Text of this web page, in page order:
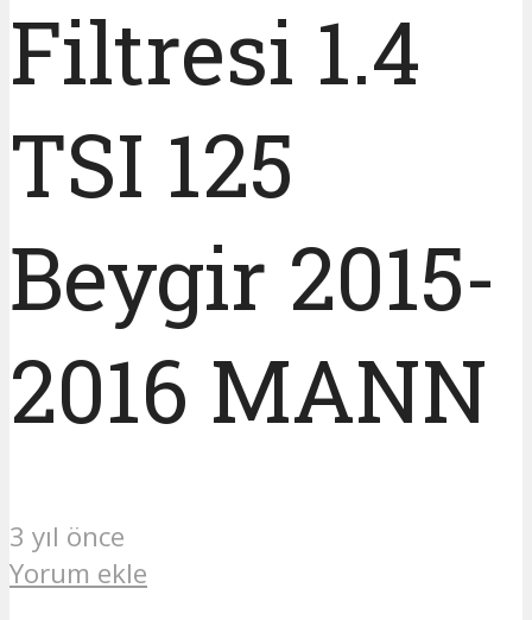
Filtresi 1.4
TSI 125
Beygir 2015-
2016 MANN
3 yıl önce
Yorum ekle